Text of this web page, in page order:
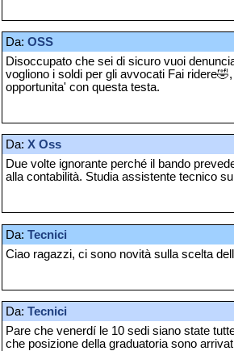
Da: OSS
Disoccupato che sei di sicuro vuoi
vogliono i soldi per gli avvocati Fai
opportunita' con questa testa.
Da: X Oss
Due volte ignorante perché il bando
alla contabilità. Studia assistente tecnico
Da: Tecnici
Ciao ragazzi, ci sono novità sulla scelta
Da: Tecnici
Pare che venerdí le 10 sedi siano state
che posizione della graduatoria sono